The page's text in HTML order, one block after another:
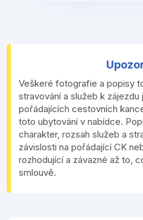
Veškeré fotografie a popisy
stravování a služeb k
pořádajících cestovních
toto ubytování v nabídce.
charakter, rozsah služeb a
závislosti na pořádající CK
rozhodující a závazné až to,
smlouvě.